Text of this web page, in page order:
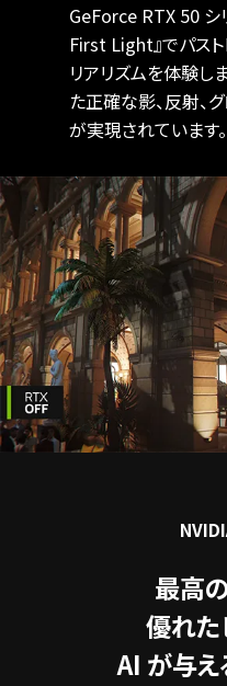
GeForce RTX 50 シ
First Light』でパス
リアリズムを体験し
た正確な影、反射、
が実現されています。
最高
優れた
AI が与え